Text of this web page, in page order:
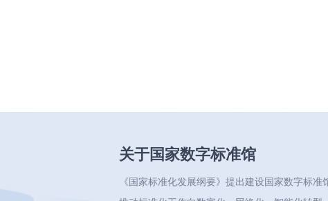
关于国家数字标准馆
《国家标准化发展纲要》提出建设国家数字标准